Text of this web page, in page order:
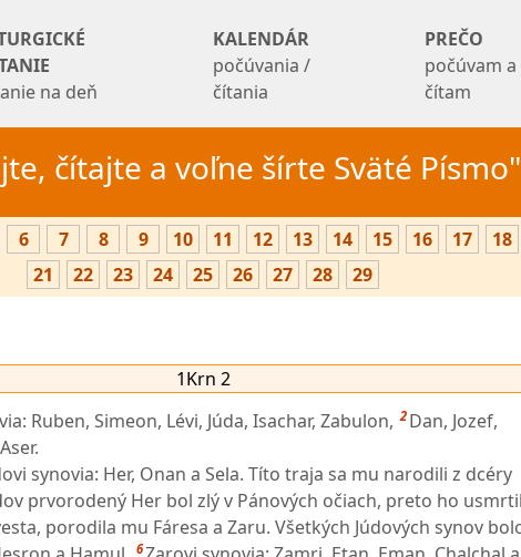
na deň
KALENDÁR
počúvania /
čítania
PREČO
počúvam a
čítam
čítajte a voľne šírte Sväté Písmo"
6 7 8 9 10 11 12 13 14 15 16 17 18
21
22 23 24 25 26 27 28 29
1Krn 2
Ruben, Simeon, Lévi, Júda, Isachar, Zabulon, 2 Dan, Jozef,
synovia: Her, Onan a Sela. Títo traja sa mu narodili z dcéry
prvorodený Her bol zlý v Pánových očiach, preto ho
porodila mu Fáresa a Zaru. Všetkých Júdových synov
6